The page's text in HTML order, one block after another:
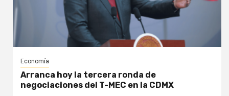
Economía
Arranca hoy la tercera ronda de
negociaciones del T-MEC en la CDMX